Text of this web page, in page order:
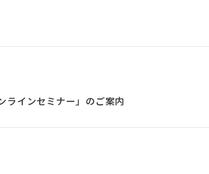
ラインセミナー」のご案内